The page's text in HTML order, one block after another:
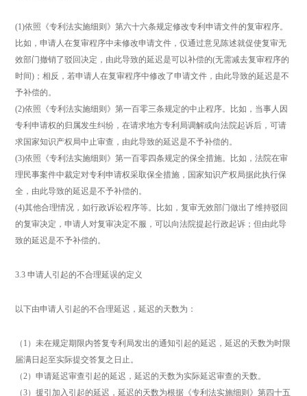
(1)依照《专利法实施细则》第六十六条规定修改专利申请文件的复审程序。
比如，申请人在复审程序中未修改申请文件，仅通过意见陈述就促使复审无
效部门撤销了驳回决定，由此导致的延迟是可以补偿的(无需减去复审程序的
时间)；相反，若申请人在复审程序中修改了申请文件，由此导致的延迟是不
予补偿的。
(2)依照《专利法实施细则》第一百零三条规定的中止程序。比如，当事人因
专利申请权的归属发生纠纷，在请求地方专利局调解或向法院起诉后，可请
求国家知识产权局中止审查，由此导致的延迟是不予补偿的。
(3)依照《专利法实施细则》第一百零四条规定的保全措施。比如，法院在审
理民事案件中裁定对专利申请权采取保全措施，国家知识产权局据此执行保
全，由此导致的延迟是不予补偿的。
(4)其他合理情况，如行政诉讼程序等。比如，复审无效部门做出了维持驳回
的复审决定，申请人对复审决定不服，可以向法院提起行政起诉；但由此导
致的延迟是不予补偿的。
3.3 申请人引起的不合理延误的定义
以下由申请人引起的不合理延迟，延迟的天数为：
（1）未在规定期限内答复专利局发出的通知引起的延迟，延迟的天数为时限
届满日起至实际提交答复之日止。
（2）申请延迟审查引起的延迟，延迟的天数为实际延迟审查的天数。
（3）援引加入引起的延迟，延迟的天数为根据《专利法实施细则》第四十五